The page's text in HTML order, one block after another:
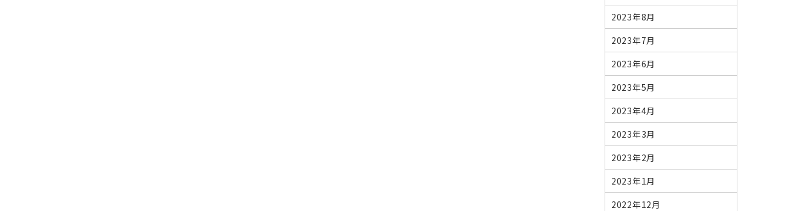
2023年8月
2023年7月
2023年6月
2023年5月
2023年4月
2023年3月
2023年2月
2023年1月
2022年12月